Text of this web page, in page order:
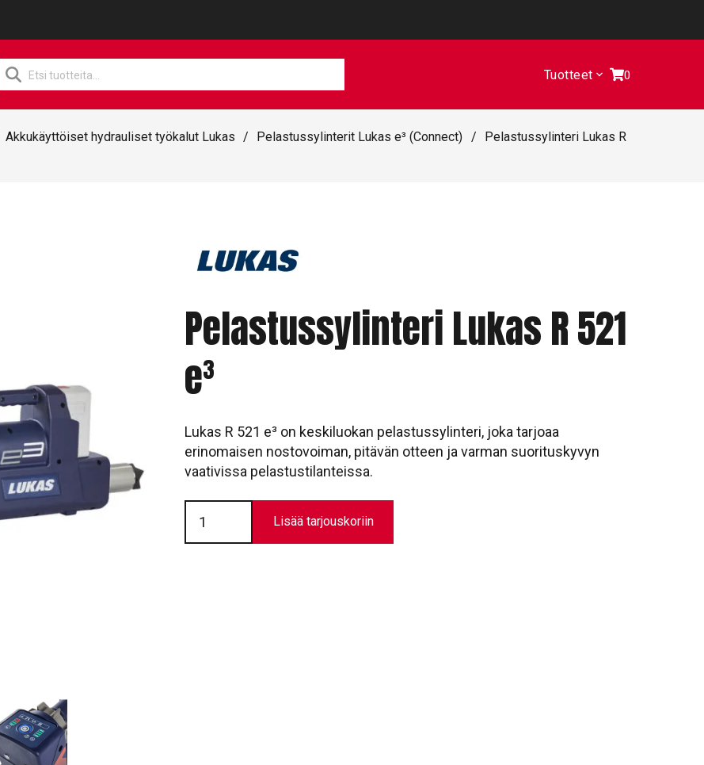
Products
search
Tuotteet 0
Akkukäyttöiset hydrauliset työkalut Lukas / Pelastussylinterit Lukas e³ (Connect) /
Pelastussylinteri Lukas R
Pelastussylinteri Lukas R 521
e³
Lukas R 521 e³ on keskiluokan pelastussylinteri, joka tarjoaa
erinomaisen nostovoiman, pitävän otteen ja varman suorituskyvyn
vaativissa pelastustilanteissa.
Pelastussylinteri
Lukas
521
Lisää tarjouskoriin